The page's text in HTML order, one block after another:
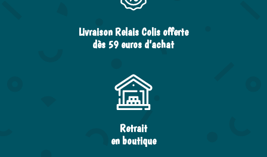
Livraison Relais Colis offerte
dès 59 euros d’achat
Retrait
en boutique